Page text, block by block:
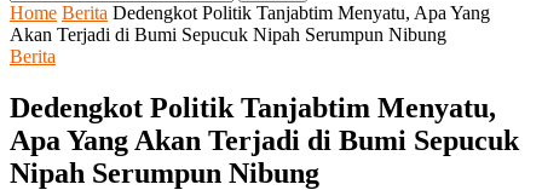
Home Berita Dedengkot Politik Tanjabtim Menyatu, Apa Yang
Akan Terjadi di Bumi Sepucuk Nipah Serumpun Nibung
Berita
Dedengkot Politik Tanjabtim Menyatu,
Apa Yang Akan Terjadi di Bumi Sepucuk
Nipah Serumpun Nibung